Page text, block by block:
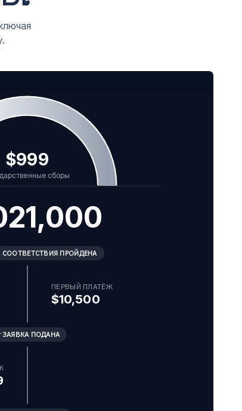
Общая стоимость
Государственные сборы
Комиссия CitizenX
$999,001
$999
сборы
СООТВЕТСТВИЯ ПРОЙДЕНА
ПЕРВЫЙ ПЛАТЁЖ
$10,500
ЗАЯВКА ПОДАНА